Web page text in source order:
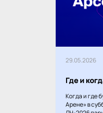
29.05.2026
Где и
Когда и где
Арене» в